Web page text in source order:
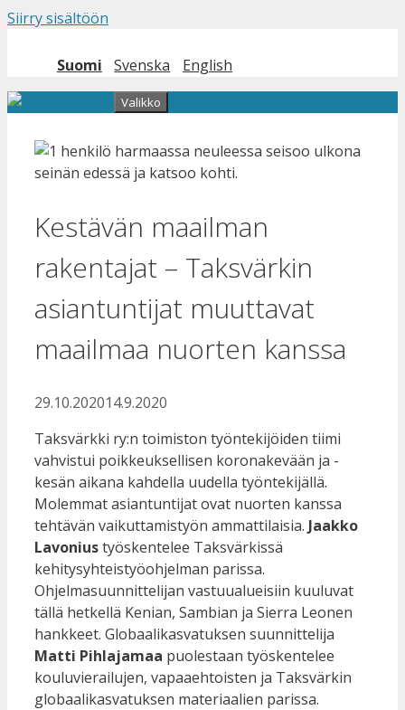
Siirry sisältöön
Suomi Svenska English
Valikko
Kestävän maailman
rakentajat – Taksvärkin
asiantuntijat muuttavat
maailmaa nuorten kanssa
29.10.202014.9.2020
Taksvärkki ry:n toimiston työntekijöiden tiimi
vahvistui poikkeuksellisen koronakevään ja -
kesän aikana kahdella uudella työntekijällä.
Molemmat asiantuntijat ovat nuorten kanssa
tehtävän vaikuttamistyön ammattilaisia. Jaakko
Lavoniustyöskentelee Taksvärkissä
kehitysyhteistyöohjelman parissa.
Ohjelmasuunnittelijan vastuualueisiin kuuluvat
tällä hetkellä Kenian, Sambian ja Sierra Leonen
hankkeet. Globaalikasvatuksen suunnittelija
Matti Pihlajamaa puolestaan työskentelee
kouluvierailujen, vapaaehtoisten ja Taksvärkin
globaalikasvatuksen materiaalien parissa.